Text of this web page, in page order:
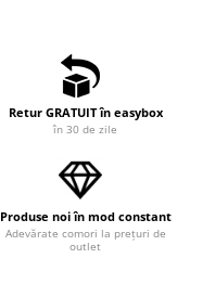
Retur GRATUIT în easybox
în 30 de zile
Produse noi în mod constant
Adevărate comori la prețuri de
outlet